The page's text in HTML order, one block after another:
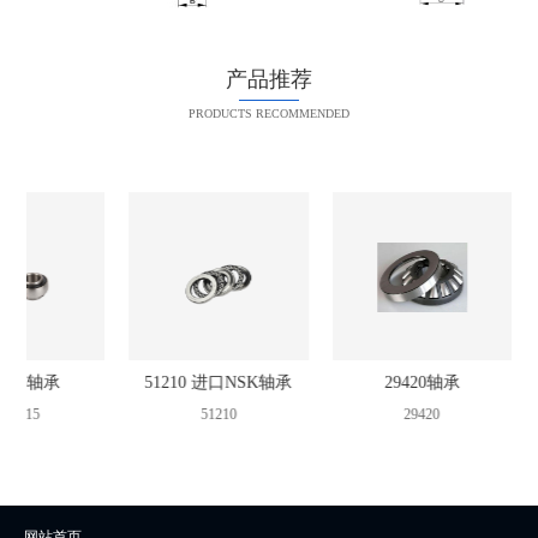
产品推荐
PRODUCTS RECOMMENDED
轴承 51210 进口NSK轴承
51210
29420轴承
29420